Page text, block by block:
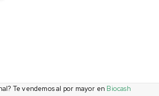
Te vendemos al por mayor en Biocash